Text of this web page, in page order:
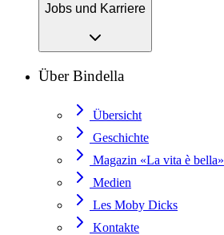
Jobs und Karriere
Über Bindella
Übersicht
Geschichte
Magazin «La vita è bella»
Medien
Les Moby Dicks
Kontakte